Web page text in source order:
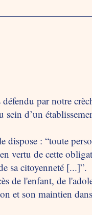
par notre
d’un
: “toute
vertu de cette
sa citoyenneté [...]”.
de l'enfant, de
et son maintien